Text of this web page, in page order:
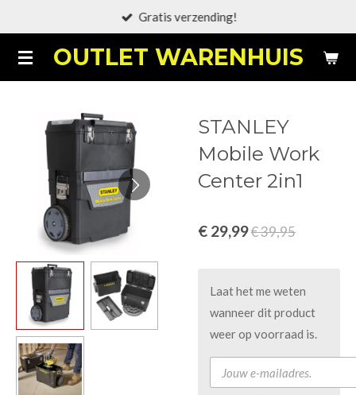
naar
de
OUTLET WARENHUIS
Gratis verzending!
STANLEY
Mobile Work
Center 2in1
€ 29,99€ 39,95
Laat het me weten
wanneer dit product
weer op voorraad is.